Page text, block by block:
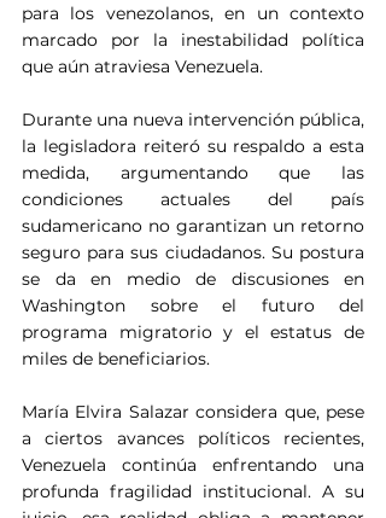
para los venezolanos, en un contexto
marcado por la inestabilidad política
que aún atraviesa Venezuela.
Durante una nueva intervención pública,
la legisladora reiteró su respaldo a esta
medida, argumentando que las
condiciones actuales del país
sudamericano no garantizan un retorno
seguro para sus ciudadanos. Su postura
se da en medio de discusiones en
Washington sobre el futuro del
programa migratorio y el estatus de
miles de beneficiarios.
María Elvira Salazar considera que, pese
a ciertos avances políticos recientes,
Venezuela continúa enfrentando una
profunda fragilidad institucional. A su